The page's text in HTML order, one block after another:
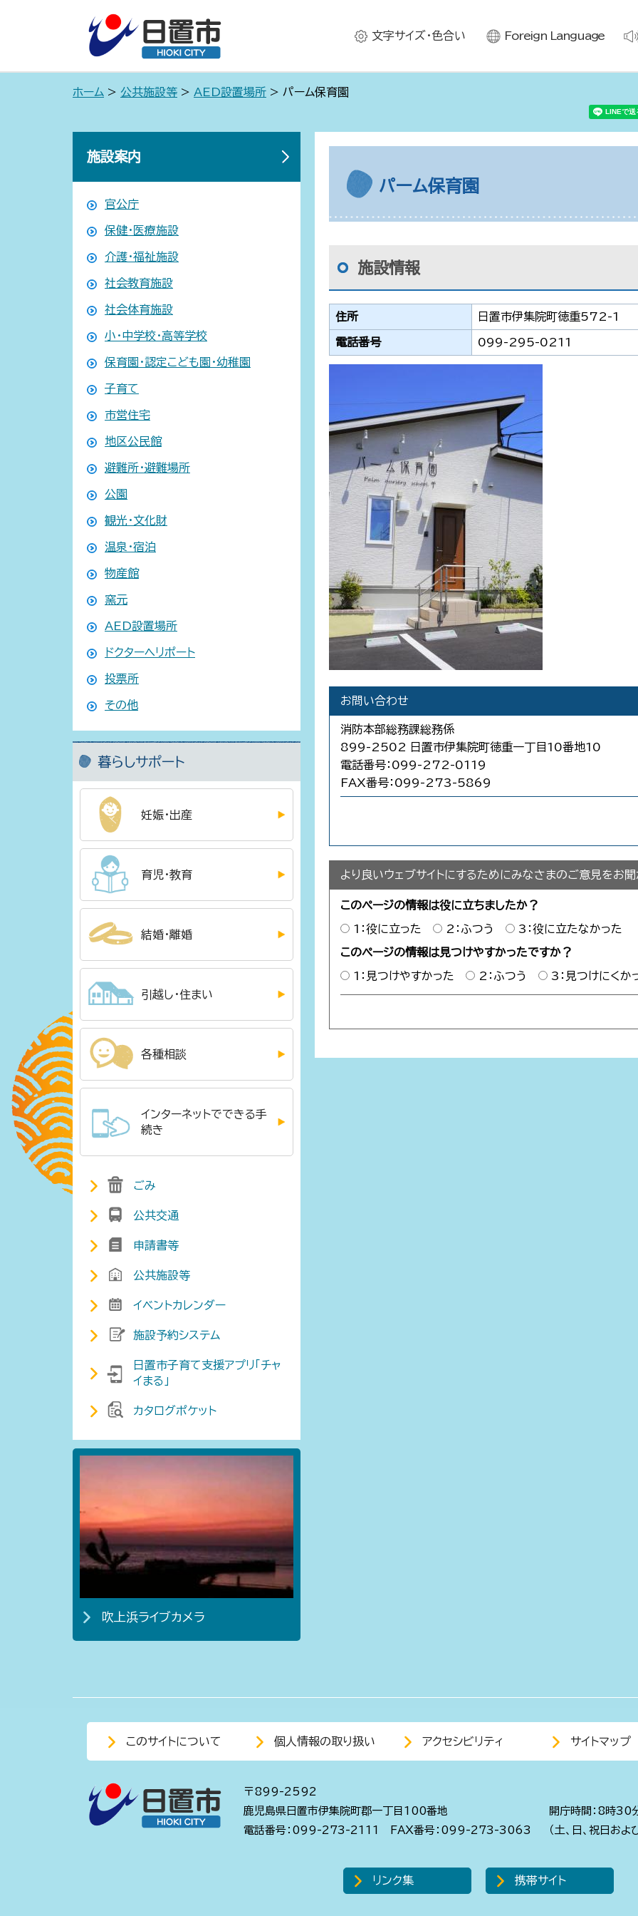
文字サイズ・色合い Foreign Language
ホーム > 公共施設等 > AED設置場所 > パーム保育園
施設案内
官公庁
保健・医療施設
介護・福祉施設
社会教育施設
社会体育施設
小・中学校・高等学校
保育園・認定こども園・幼稚園
子育て
市営住宅
地区公民館
避難所・避難場所
公園
観光・文化財
温泉・宿泊
物産館
窯元
AED設置場所
ドクターヘリポート
投票所
その他
暮らしサポート
妊娠・出産
育児・教育
結婚・離婚
引越し・住まい
各種相談
インターネットでできる手
続き
ごみ
公共交通
申請書等
公共施設等
イベントカレンダー
施設予約システム
日置市子育て支援アプリ「チャ
イまる」
カタログポケット
吹上浜ライブカメラ
パーム保育園
施設情報
住所 日置市伊集院町徳重572-1
電話番号 099-295-0211
お問い合わせ
消防本部総務課総務係
899-2502 日置市伊集院町徳重一丁目10番地10
電話番号：099-272-0119
FAX番号：099-273-5869
より良いウェブサイトにするためにみなさまのご意見をお
このページの情報は役に立ちましたか？
1：役に立った 2：ふつう 3：役に立たなかった
このページの情報は見つけやすかったですか？
1：見つけやすかった 2：ふつう 3：見つけにくか
このサイトについて 個人情報の取り扱い アクセシビリティ サイトマップ
〒899-2592
鹿児島県日置市伊集院町郡一丁目100番地
電話番号：099-273-2111
FAX番号：099-273-3063
開庁時間：8時
（土、日、祝日お
リンク集 携帯サイト